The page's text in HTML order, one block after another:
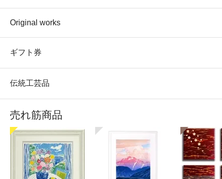
Original works
ギフト券
伝統工芸品
売れ筋商品